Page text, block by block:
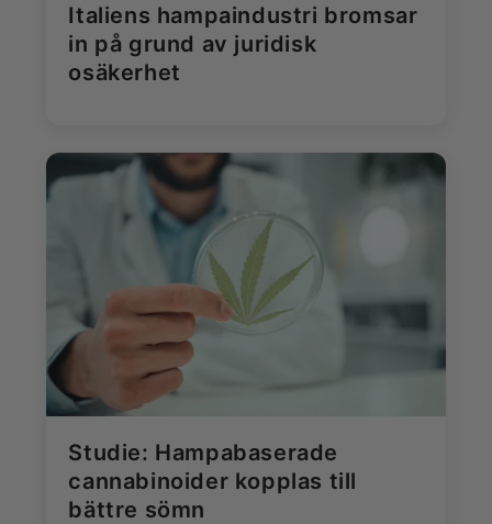
Italiens hampaindustri bromsar
in på grund av juridisk
osäkerhet
Studie: Hampabaserade
cannabinoider kopplas till
bättre sömn